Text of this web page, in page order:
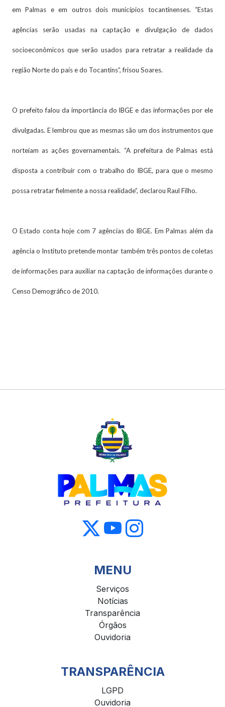
em Palmas e em outros dois municípios tocantinenses. “Estas
agências serão usadas na captação e divulgação de dados
socioeconômicos que serão usados para retratar a realidade da
região Norte do país e do Tocantins”, frisou Soares.
O prefeito falou da importância do IBGE e das informações por ele
divulgadas. E lembrou que as mesmas são um dos instrumentos que
norteiam as ações governamentais. “A prefeitura de Palmas está
disposta a contribuir com o trabalho do IBGE, para que o mesmo
possa retratar fielmente a nossa realidade”, declarou Raul Filho.
O Estado conta hoje com 7 agências do IBGE. Em Palmas além da
agência o Instituto pretende montar também três pontos de coletas
de informações para auxiliar na captação de informações durante o
Censo Demográfico de 2010.
MENU
Serviços
Notícias
Transparência
Órgãos
Ouvidoria
TRANSPARÊNCIA
LGPD
Ouvidoria